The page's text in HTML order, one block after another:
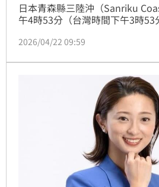
日本青森縣三陸沖（Sanriku
午4時53分（台灣時間下午3時53
報，提醒民眾做好防災準備。今
規模5.1地震，包括岩手縣、宮
2026/04/22 09:59